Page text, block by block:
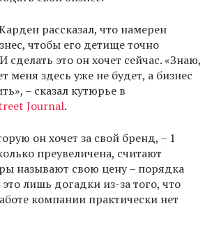
рассказал, что намерен
чтобы его детище точно
сделать это он хочет сейчас. «Знаю,
меня здесь уже не будет, а бизнес
– сказал кутюрье в
Journal.
он хочет за свой бренд, – 1
преувеличена, считают
называют свою цену – порядка
лишь догадки из-за того, что
компании практически нет